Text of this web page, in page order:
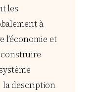
les
à
l’économie et
description